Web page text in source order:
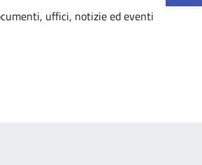
uffici, notizie ed eventi